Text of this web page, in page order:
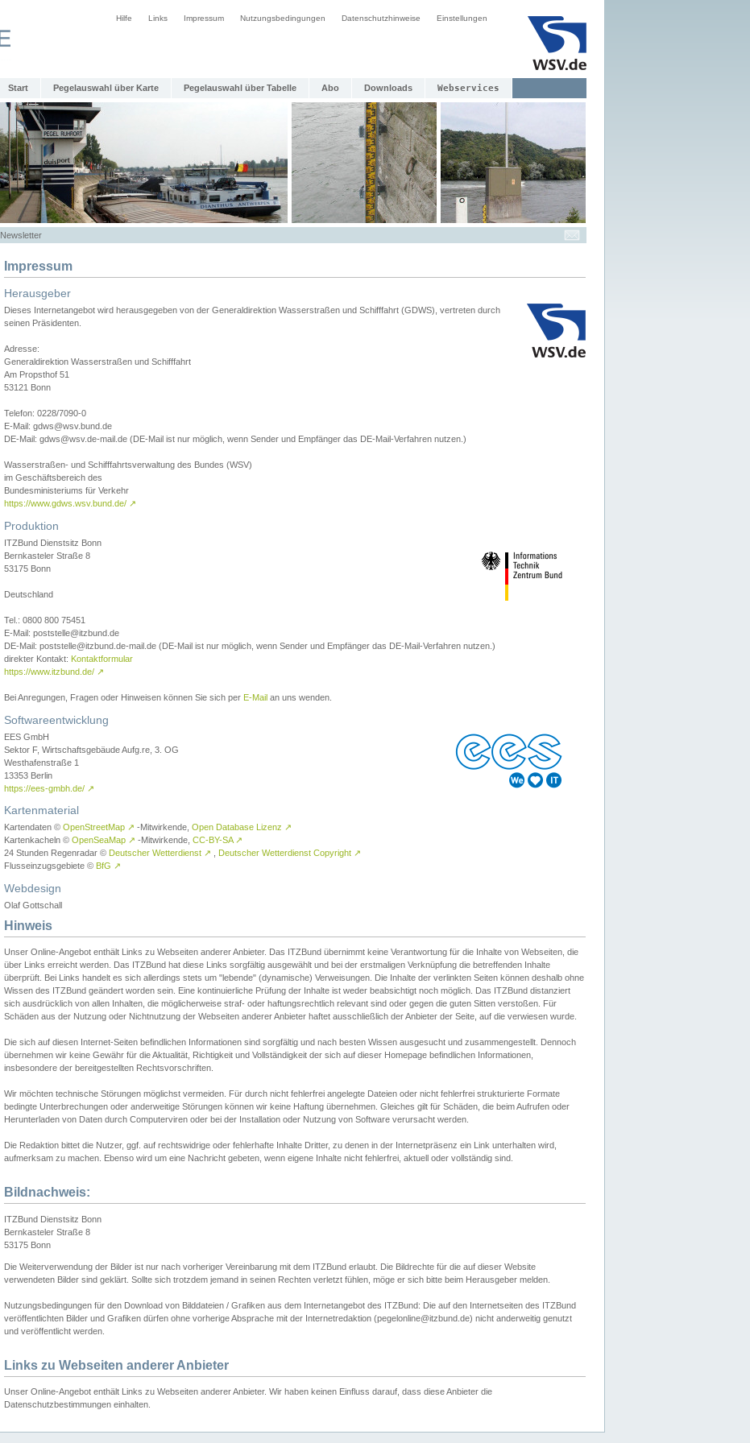
Hilfe Links Impressum Nutzungsbedingungen Datenschutzhinweise Einstellungen
Start Pegelauswahl über Karte Pegelauswahl über Tabelle Abo Downloads Webservices
Newsletter
Impressum
Herausgeber
Dieses Internetangebot wird herausgegeben von der Generaldirektion Wasserstraßen und Schifffahrt (GDWS), vertreten durch
seinen Präsidenten.
Adresse:
Generaldirektion Wasserstraßen und Schifffahrt
Am Propsthof 51
53121 Bonn
Telefon: 0228/7090-0
E-Mail: gdws@wsv.bund.de
DE-Mail: gdws@wsv.de-mail.de (DE-Mail ist nur möglich, wenn Sender und Empfänger das DE-Mail-Verfahren nutzen.)
Wasserstraßen- und Schifffahrtsverwaltung des Bundes (WSV)
im Geschäftsbereich des
Bundesministeriums für Verkehr
https://www.gdws.wsv.bund.de/ ↗
Produktion
ITZBund Dienstsitz Bonn
Bernkasteler Straße 8
53175 Bonn
Deutschland
Tel.: 0800 800 75451
E-Mail: poststelle@itzbund.de
DE-Mail: poststelle@itzbund.de-mail.de (DE-Mail ist nur möglich, wenn Sender und Empfänger das DE-Mail-Verfahren nutzen.)
direkter Kontakt: Kontaktformular
https://www.itzbund.de/ ↗
Bei Anregungen, Fragen oder Hinweisen können Sie sich per E-Mail an uns wenden.
Softwareentwicklung
EES GmbH
Sektor F, Wirtschaftsgebäude Aufg.re, 3. OG
Westhafenstraße 1
13353 Berlin
https://ees-gmbh.de/ ↗
Kartenmaterial
Kartendaten © OpenStreetMap ↗ -Mitwirkende, Open Database Lizenz ↗
Kartenkacheln © OpenSeaMap ↗ -Mitwirkende, CC-BY-SA ↗
24 Stunden Regenradar © Deutscher Wetterdienst ↗ Deutscher Wetterdienst Copyright ↗
Flusseinzugsgebiete © BfG ↗
Webdesign
Olaf Gottschall
Hinweis
Unser Online-Angebot enthält Links zu Webseiten anderer Anbieter. Das ITZBund übernimmt keine Verantwortung für die Inhalte von Webseiten, die
über Links erreicht werden. Das ITZBund hat diese Links sorgfältig ausgewählt und bei der erstmaligen Verknüpfung die betreffenden Inhalte
überprüft. Bei Links handelt es sich allerdings stets um "lebende" (dynamische) Verweisungen. Die Inhalte der verlinkten Seiten können deshalb ohne
Wissen des ITZBund geändert worden sein. Eine kontinuierliche Prüfung der Inhalte ist weder beabsichtigt noch möglich. Das ITZBund distanziert
sich ausdrücklich von allen Inhalten, die möglicherweise straf- oder haftungsrechtlich relevant sind oder gegen die guten Sitten verstoßen. Für
Schäden aus der Nutzung oder Nichtnutzung der Webseiten anderer Anbieter haftet ausschließlich der Anbieter der Seite, auf die verwiesen wurde.
Die sich auf diesen Internet-Seiten befindlichen Informationen sind sorgfältig und nach besten Wissen ausgesucht und zusammengestellt. Dennoch
übernehmen wir keine Gewähr für die Aktualität, Richtigkeit und Vollständigkeit der sich auf dieser Homepage befindlichen Informationen,
insbesondere der bereitgestellten Rechtsvorschriften.
Wir möchten technische Störungen möglichst vermeiden. Für durch nicht fehlerfrei angelegte Dateien oder nicht fehlerfrei strukturierte Formate
bedingte Unterbrechungen oder anderweitige Störungen können wir keine Haftung übernehmen. Gleiches gilt für Schäden, die beim Aufrufen oder
Herunterladen von Daten durch Computerviren oder bei der Installation oder Nutzung von Software verursacht werden.
Die Redaktion bittet die Nutzer, ggf. auf rechtswidrige oder fehlerhafte Inhalte Dritter, zu denen in der Internetpräsenz ein Link unterhalten wird,
aufmerksam zu machen. Ebenso wird um eine Nachricht gebeten, wenn eigene Inhalte nicht fehlerfrei, aktuell oder vollständig sind.
Bildnachweis:
ITZBund Dienstsitz Bonn
Bernkasteler Straße 8
53175 Bonn
Die Weiterverwendung der Bilder ist nur nach vorheriger Vereinbarung mit dem ITZBund erlaubt. Die Bildrechte für die auf dieser Website
verwendeten Bilder sind geklärt. Sollte sich trotzdem jemand in seinen Rechten verletzt fühlen, möge er sich bitte beim Herausgeber melden.
Nutzungsbedingungen für den Download von Bilddateien / Grafiken aus dem Internetangebot des ITZBund: Die auf den Internetseiten des ITZBund
veröffentlichten Bilder und Grafiken dürfen ohne vorherige Absprache mit der Internetredaktion (pegelonline@itzbund.de) nicht anderweitig genutzt
und veröffentlicht werden.
Links zu Webseiten anderer Anbieter
Unser Online-Angebot enthält Links zu Webseiten anderer Anbieter. Wir haben keinen Einfluss darauf, dass diese Anbieter die
Datenschutzbestimmungen einhalten.